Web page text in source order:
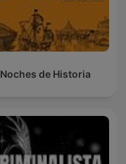
Noches de Historia